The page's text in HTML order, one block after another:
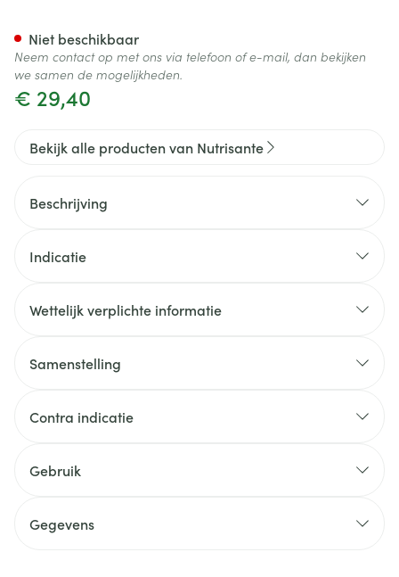
€ 29,40
Niet beschikbaar
Neem contact op met ons via telefoon of e-mail, dan bekijken
we samen de mogelijkheden.
Bekijk alle producten van Nutrisante
Beschrijving
Indicatie
Wettelijk verplichte informatie
Samenstelling
Contra indicatie
Gebruik
Gegevens